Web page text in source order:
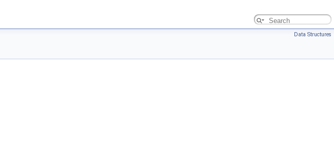
Data Structures